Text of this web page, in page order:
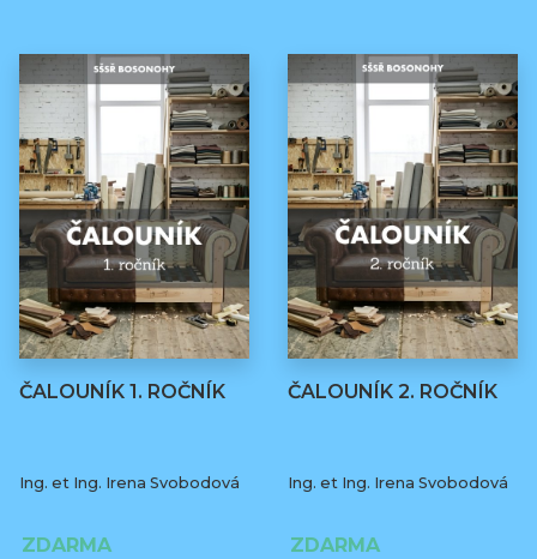
ČALOUNÍK 1. ROČNÍK
Ing. et Ing. Irena Svobodová
ZDARMA
ČALOUNÍK 2. ROČNÍK
Ing. et Ing. Irena Svobodová
ZDARMA